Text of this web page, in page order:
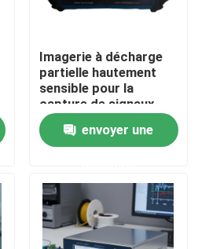
Imagerie à décharge
partielle hautement
sensible pour la
capture de signaux
faibles
envoyer une